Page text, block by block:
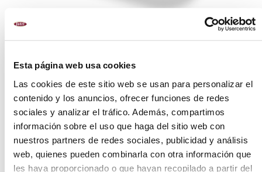
Esta página web usa cookies
Las cookies de este sitio web se usan para personalizar el
contenido y los anuncios, ofrecer funciones de redes
sociales y analizar el tráfico. Además, compartimos
información sobre el uso que haga del sitio web con
nuestros partners de redes sociales, publicidad y análisis
web, quienes pueden combinarla con otra información que
les haya proporcionado o que hayan recopilado a partir del
300 g
400 g
1 kg